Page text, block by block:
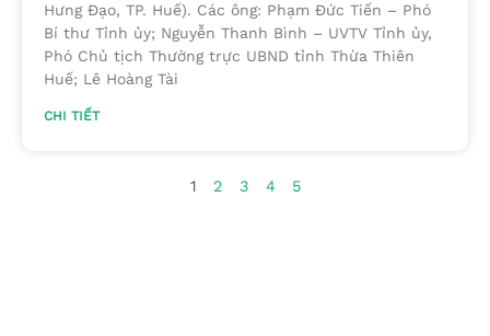
Hưng Đạo, TP. Huế). Các ông: Phạm Đức Tiến – Phó
Bí thư Tỉnh ủy; Nguyễn Thanh Bình – UVTV Tỉnh ủy,
Phó Chủ tịch Thường trực UBND tỉnh Thừa Thiên
Huế; Lê Hoàng Tài
CHI TIẾT
1 2 3 4 5